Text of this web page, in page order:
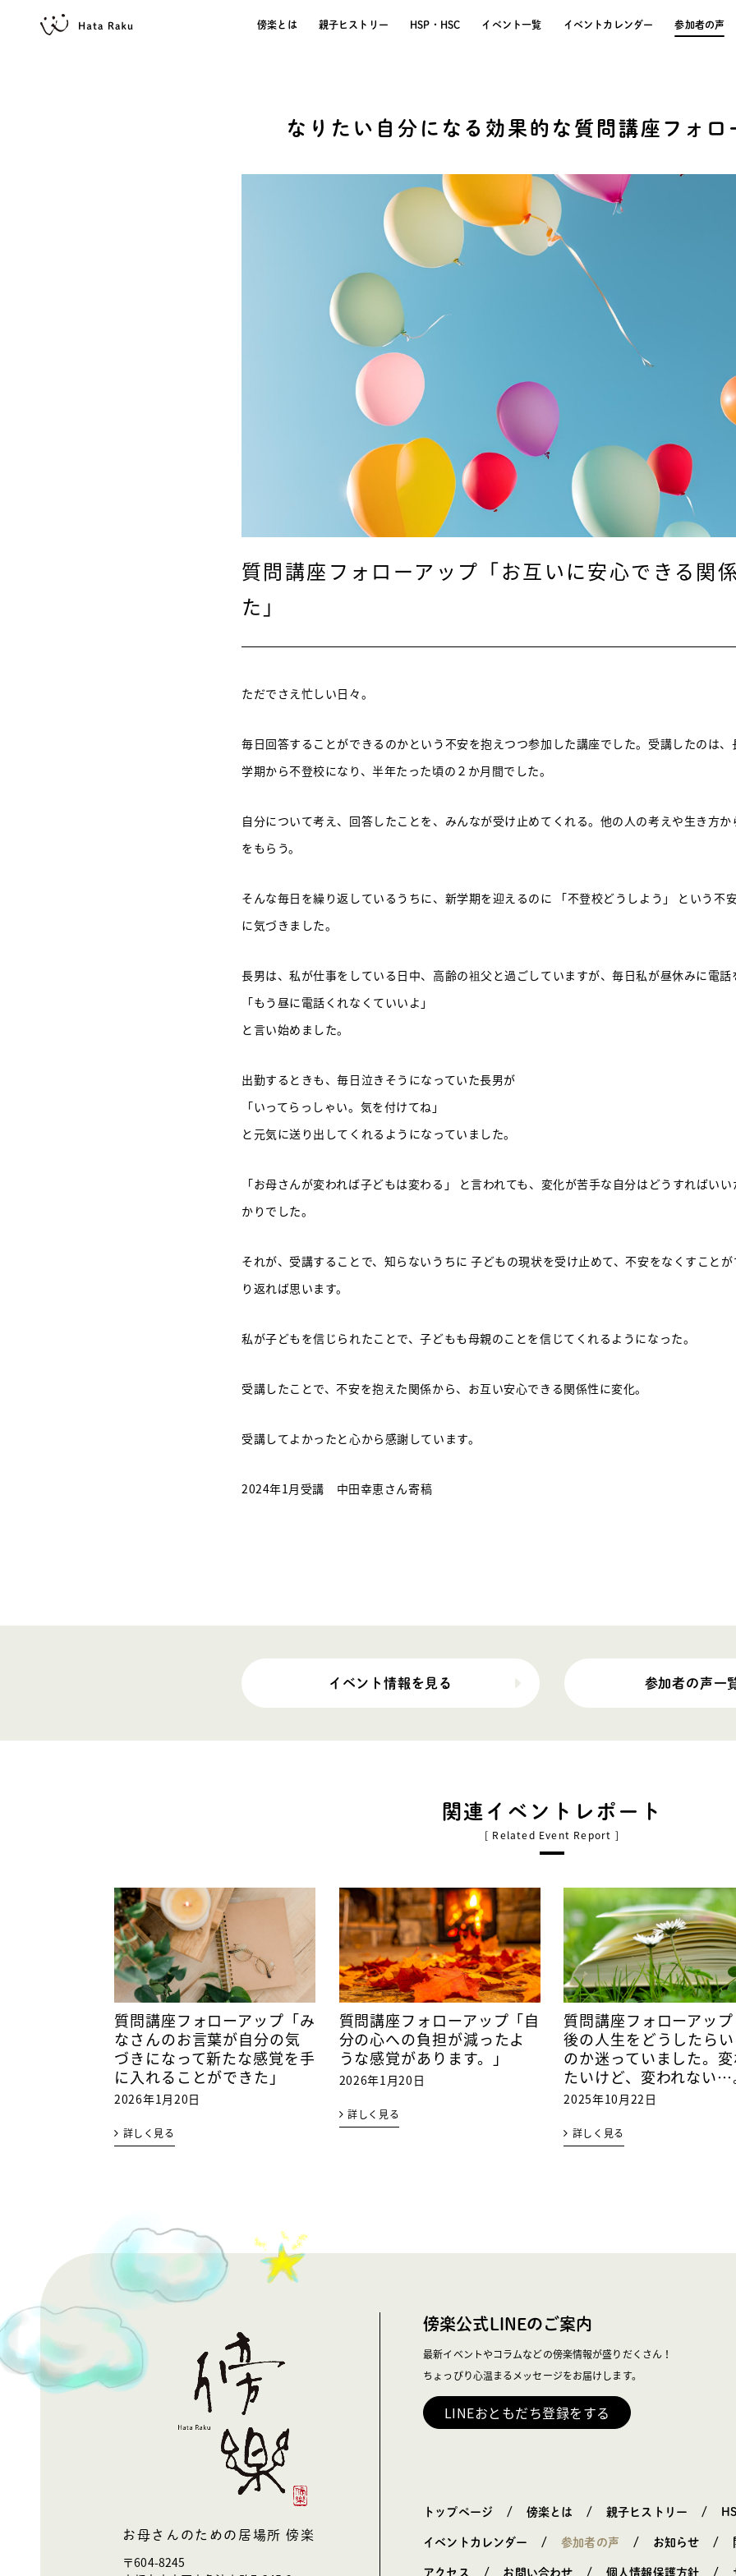
傍楽とは 親子ヒストリー HSP・HSC イベント一覧 イベントカレンダー 参加者の声
なりたい自分になる効果的な質問講座フォロ
質問講座フォローアップ「お互いに安心できる関
た」
ただでさえ忙しい日々。
毎日回答することができるのかという不安を抱えつつ参加した講座でした。受講したのは
学期から不登校になり、半年たった頃の２か月間でした。
自分について考え、回答したことを、みんなが受け止めてくれる。他の人の考えや生き方
をもらう。
そんな毎日を繰り返しているうちに、新学期を迎えるのに 「不登校どうしよう」 という不
に気づきました。
長男は、私が仕事をしている日中、高齢の祖父と過ごしていますが、毎日私が昼休みに電
「もう昼に電話くれなくていいよ」
と言い始めました。
出勤するときも、毎日泣きそうになっていた長男が
「いってらっしゃい。気を付けてね」
と元気に送り出してくれるようになっていました。
「お母さんが変われば子どもは変わる」 と言われても、変化が苦手な自分はどうすればい
かりでした。
それが、受講することで、知らないうちに 子どもの現状を受け止めて、不安をなくすこと
り返れば思います。
私が子どもを信じられたことで、子どもも母親のことを信じてくれるようになった。
受講したことで、不安を抱えた関係から、お互い安心できる関係性に変化。
受講してよかったと心から感謝しています。
2024年1月受講 中田幸恵さん寄稿
イベント情報を見る 参加者の声一
関連イベントレポート
質問講座フォローアップ「み
なさんのお言葉が自分の気
づきになって新たな感覚を手
に入れることができた」
2026年1月20日
詳しく見る
質問講座フォローアップ「自
分の心への負担が減ったよ
うな感覚があります。」
2026年1月20日
詳しく見る
質問講座フォローアッ
後の人生をどうしたら
のか迷っていました。
たいけど、変われない
2025年10月22日
詳しく見る
お母さんのための居場所 傍楽
〒604-8245
傍楽公式LINEのご案内
最新イベントやコラムなどの傍楽情報が盛りだくさん！
ちょっぴり心温まるメッセージをお届けします。
LINEおともだち登録をする
トップページ 傍楽とは 親子ヒストリー
イベントカレンダー 参加者の声 お知らせ
アクセス お問い合わせ 個人情報保護方針